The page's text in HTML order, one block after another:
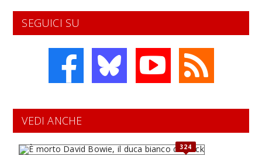
SEGUICI SU
VEDI ANCHE
324